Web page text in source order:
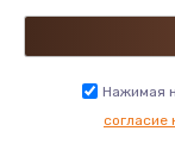
Нажимая
согласие